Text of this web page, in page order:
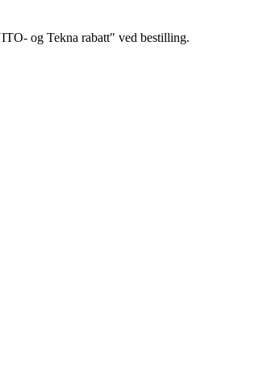
og Tekna rabatt" ved bestilling.